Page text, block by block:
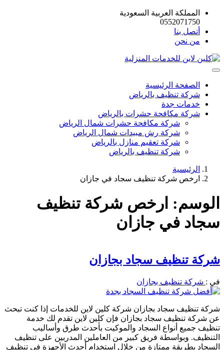
المملكة العربية السعودية
0552071750
أتصل بنا
من نحن
الصفحة الرئيسية
شركة تنظيف بالرياض
خدمات جدة
شركة مكافحة حشرات بالرياض
شركة مكافحة حشرات شمال الرياض
شركة رش مبيدات شمال الرياض
شركة تعقيم منازل بالرياض
شركة تنظيف بالرياض
الرئيسية
ارخص شركة تنظيف سجاد في جازان
الوسم: ارخص شركة تنظيف
سجاد في جازان
شركة تنظيف سجاد بجازان
في : شركة تنظيف بجازان
شركة تنظيف سجاد بجازان شركة كلين لاين للخدمات إذا كنت تبحث
عن شركة تنظيف سجاد بجازان فإن كلين لاين تقدم لك خدمة
تنظيف جميع أنواع السجاد والموكيت بأحدث طرق وأساليب
التنظيف. وبواسطة فريق كبير من العاملين المدربين على تنظيف
السجاد بطريقة ممتازة من خلال استخدام أحدث الأجهزة في تنظيف